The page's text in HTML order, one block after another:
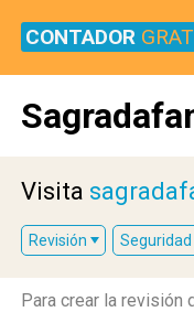
CONTADOR
Visita
Revisión Seguridad
Para crear la revisión